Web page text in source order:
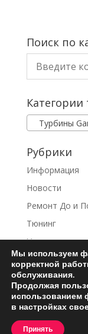
Поиск по
Категории
Турбины
Рубрики
Информация
Новости
Ремонт До и
Тюнинг
Услуги
Мы используем
корректной
обслуживания.
Продолжая
использованием
в настройках
Принять